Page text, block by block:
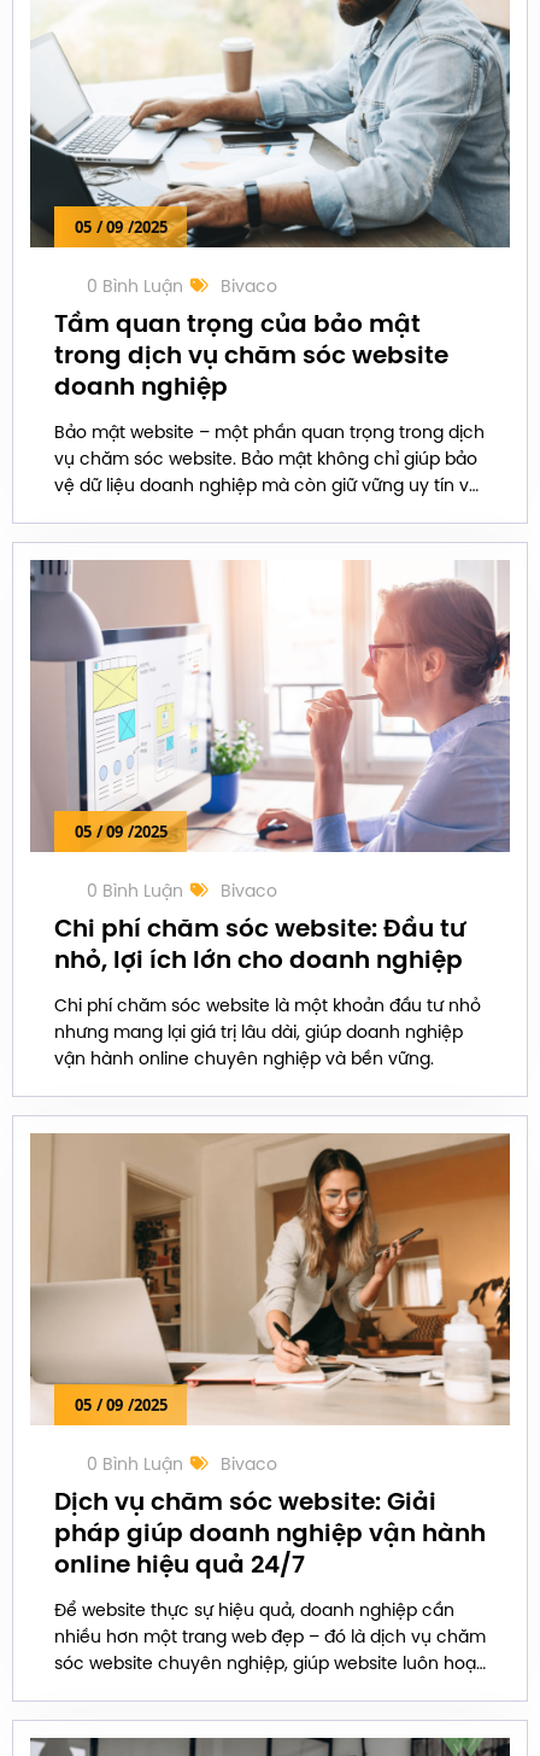
05 / 09 /2025
0 Bình Luận Bivaco
Tầm quan trọng của bảo mật
trong dịch vụ chăm sóc website
doanh nghiệp
Bảo mật website – một phần quan trọng trong dịch
vụ chăm sóc website. Bảo mật không chỉ giúp bảo
vệ dữ liệu doanh nghiệp mà còn giữ vững uy tín và
05 / 09 /2025
0 Bình Luận Bivaco
Chi phí chăm sóc website: Đầu tư
nhỏ, lợi ích lớn cho doanh nghiệp
Chi phí chăm sóc website là một khoản đầu tư nhỏ
nhưng mang lại giá trị lâu dài, giúp doanh nghiệp
vận hành online chuyên nghiệp và bền vững.
05 / 09 /2025
0 Bình Luận Bivaco
Dịch vụ chăm sóc website: Giải
pháp giúp doanh nghiệp vận hành
online hiệu quả 24/7
Để website thực sự hiệu quả, doanh nghiệp cần
nhiều hơn một trang web đẹp – đó là dịch vụ chăm
sóc website chuyên nghiệp, giúp website luôn hoạt
lúc, mọi nơi.